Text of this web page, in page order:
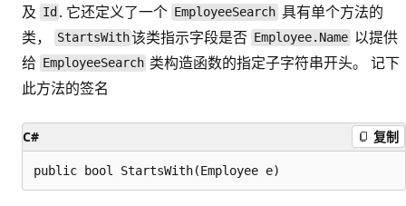
及 Id . 它还定义了一个 EmployeeSearch 具有单个方法的
类，
StartsWith该类指示字段是否 Employee.Name 以提供
给 EmployeeSearch 类构造函数的指定子字符串开头。 记下
此方法的签名
C# 复制